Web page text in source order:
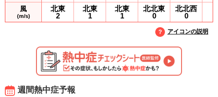
風
(m/s)
北東
2
北東
1
北東
1
北北東
0
北北西
0
アイコンの説明
週間熱中症予報